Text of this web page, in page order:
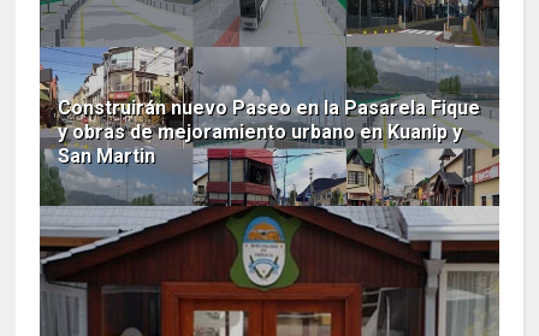
Construirán nuevo Paseo en la Pasarela Fique
y obras de mejoramiento urbano en Kuanip y
San Martin